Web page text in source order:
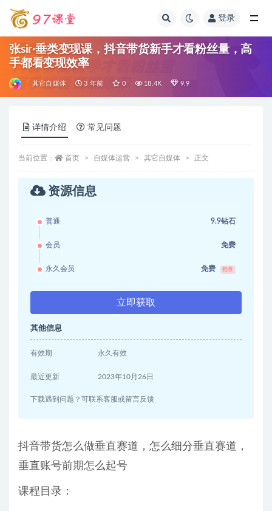
登录
张sir·垂类变现课，抖音带货新手才看粉丝量，高
手都看变现效率
其它自媒体 3 年前 0 18.4K 9.9
详情介绍 常见问题
当前位置： 首页 自媒体运营 其它自媒体 正文
资源信息
普通 9.9钻石
会员 免费
永久会员 免费 推荐
立即获取
其他信息
有效期 永久有效
最近更新 2023年10月26日
下载遇到问题？可联系客服或留言反馈
抖音带货怎么做垂直赛道，怎么细分垂直赛道，
垂直账号前期怎么起号
课程目录：